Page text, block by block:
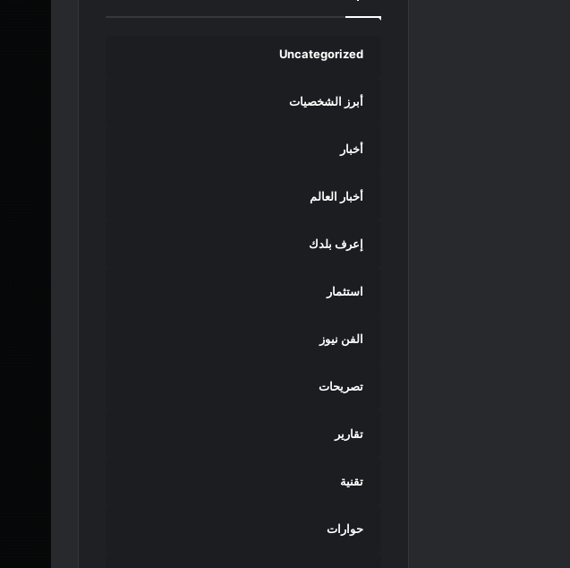
Uncategorized
أبرز الشخصيات
أخبار
أخبار العالم
إعرف بلدك
استثمار
الفن نيوز
تصريحات
تقارير
تقنية
حوارات